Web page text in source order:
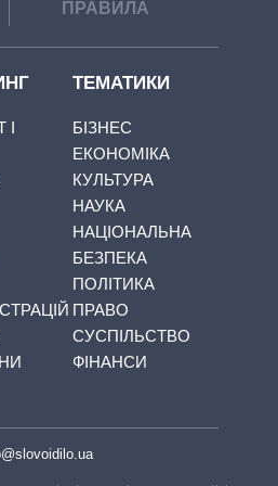
ПРАВИЛА
ТЕМАТИКИ
БІЗНЕС
ЕКОНОМІКА
КУЛЬТУРА
НАУКА
НАЦІОНАЛЬНА
БЕЗПЕКА
ПОЛІТИКА
ПРАВО
СУСПІЛЬСТВО
ФІНАНСИ